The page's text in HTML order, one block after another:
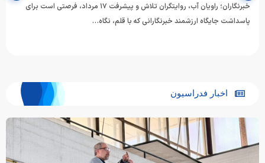
خبرنگاران؛ راویان آب، روایتگران تلاش و پیشرفت ۱۷ مرداد، فرصتی است برای
پاسداشت جایگاه ارزشمند خبرنگارانی که با قلم، نگاه…
اخبار فدراسیون